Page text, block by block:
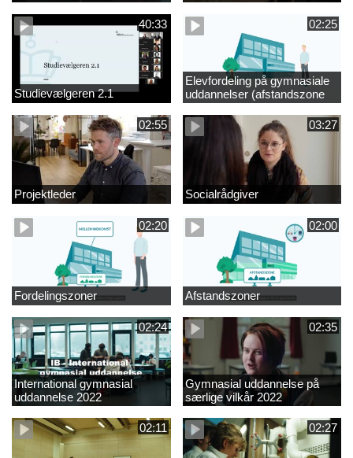
40:33
Studievælgeren 2.1
02:25
Elevfordeling på gymnasiale
uddannelser (afstandszone
redigeret)
02:55
Projektleder
03:27
Socialrådgiver
02:20
Fordelingszoner
02:00
Afstandszoner
02:24
International gymnasial
uddannelse 2022
02:35
Gymnasial uddannelse på
særlige vilkår 2022
02:11 02:27